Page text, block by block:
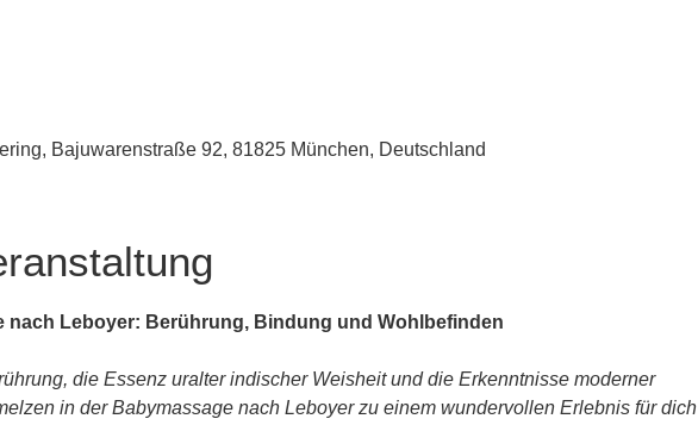
Bajuwarenstraße 92, 81825 München, Deutschland
nach Leboyer: Berührung, Bindung und Wohlbefinden
die Essenz uralter indischer Weisheit und die Erkenntnisse moderner
in der Babymassage nach Leboyer zu einem wundervollen Erlebnis für dich